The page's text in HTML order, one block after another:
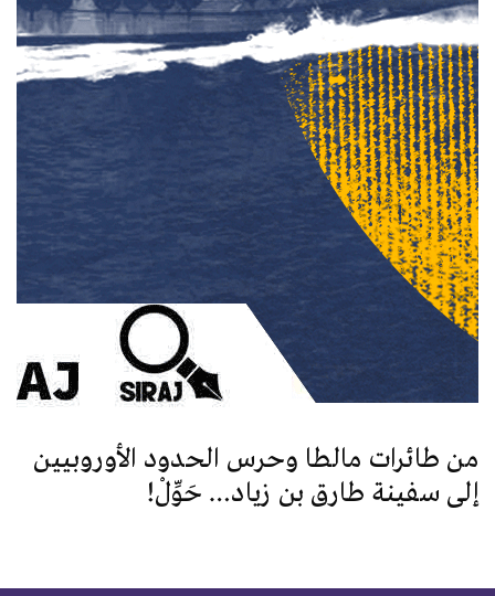
من طائرات مالطا وحرس الحدود الأوروبيين
إلى سفينة طارق بن زياد… حَوِّلْ!